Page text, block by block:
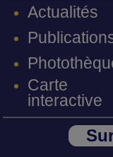
Actualités
Carte
interactive